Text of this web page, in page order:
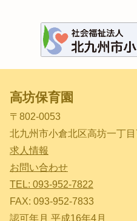
高坊保育園
〒802-0053
北九州市小倉北区高坊一丁
求人情報
お問い合わせ
TEL: 093-952-7822
FAX: 093-952-7833
認可年月 平成16年4月